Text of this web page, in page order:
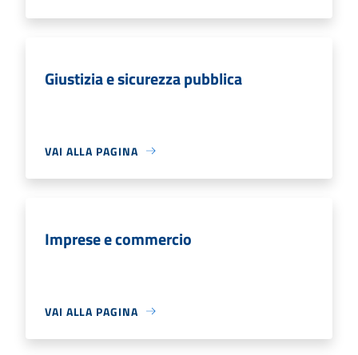
Giustizia e sicurezza pubblica
VAI ALLA PAGINA
Imprese e commercio
VAI ALLA PAGINA